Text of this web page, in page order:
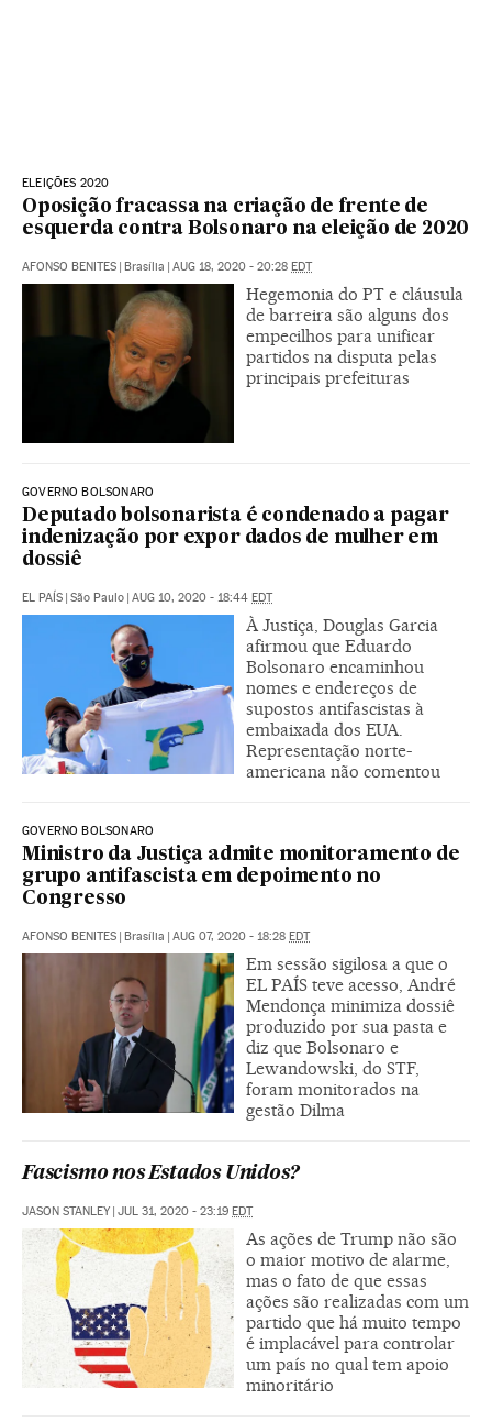
ELEIÇÕES 2020
Oposição fracassa na criação de frente de
esquerda contra Bolsonaro na eleição de 2020
AFONSO BENITES | Brasília | AUG 18, 2020 - 20:28 EDT
Hegemonia do PT e cláusula
de barreira são alguns dos
empecilhos para unificar
partidos na disputa pelas
principais prefeituras
GOVERNO BOLSONARO
Deputado bolsonarista é condenado a pagar
indenização por expor dados de mulher em
dossiê
EL PAÍS | São Paulo | AUG 10, 2020 - 18:44 EDT
À Justiça, Douglas Garcia
afirmou que Eduardo
Bolsonaro encaminhou
nomes e endereços de
supostos antifascistas à
embaixada dos EUA.
Representação norte-
americana não comentou
GOVERNO BOLSONARO
Ministro da Justiça admite monitoramento de
grupo antifascista em depoimento no
Congresso
AFONSO BENITES | Brasília | AUG 07, 2020 - 18:28 EDT
Em sessão sigilosa a que o
EL PAÍS teve acesso, André
Mendonça minimiza dossiê
produzido por sua pasta e
diz que Bolsonaro e
Lewandowski, do STF,
foram monitorados na
gestão Dilma
Fascismo nos Estados Unidos?
JASON STANLEY | JUL 31, 2020 - 23:19 EDT
As ações de Trump não são
o maior motivo de alarme,
mas o fato de que essas
ações são realizadas com um
partido que há muito tempo
é implacável para controlar
um país no qual tem apoio
minoritário